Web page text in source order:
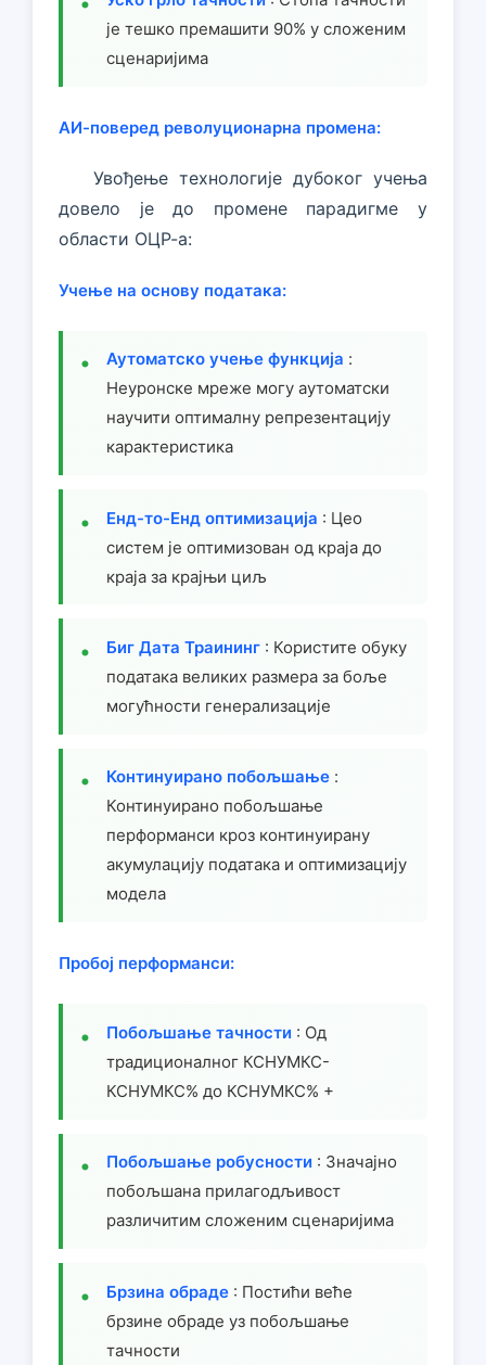
је тешко премашити 90% у сложеним
сценаријима
АИ-поверед револуционарна промена:
Увођење технологије дубоког учења
довело је до промене парадигме у
области ОЦР-а:
Учење на основу података:
Аутоматско учење функција :
Неуронске мреже могу аутоматски
научити оптималну репрезентацију
карактеристика
Енд-то-Енд оптимизација : Цео
систем је оптимизован од краја до
краја за крајњи циљ
Биг Дата Траининг : Користите обуку
података великих размера за боље
могућности генерализације
Континуирано побољшање :
Континуирано побољшање
перформанси кроз континуирану
акумулацију података и оптимизацију
модела
Пробој перформанси:
Побољшање тачности : Од
традиционалног КСНУМКС-
КСНУМКС% до КСНУМКС% +
Побољшање робусности : Значајно
побољшана прилагодљивост
различитим сложеним сценаријима
Брзина обраде : Постићи веће
брзине обраде уз побољшање
тачности